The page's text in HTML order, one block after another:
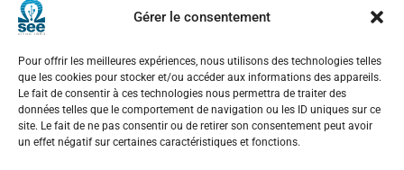
Gérer le consentement
Pour offrir les meilleures expériences, nous utilisons des technologies telles
que les cookies pour stocker et/ou accéder aux informations des appareils.
Le fait de consentir à ces technologies nous permettra de traiter des
données telles que le comportement de navigation ou les ID uniques sur ce
site. Le fait de ne pas consentir ou de retirer son consentement peut avoir
un effet négatif sur certaines caractéristiques et fonctions.
Bicentenaire des découvertes d’André-
Marie Ampère
Mentions légales
N° de SIREN : 785 393 232, Code APE : 9412Z TVA intra-
communautaire : FR44 785 393 232